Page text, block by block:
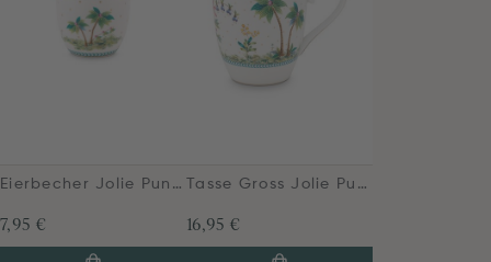
Eierbecher Jolie Punkte Gold Blau
7,95 €
Tasse Gross Jolie Punkte Gold Blau
16,95 €